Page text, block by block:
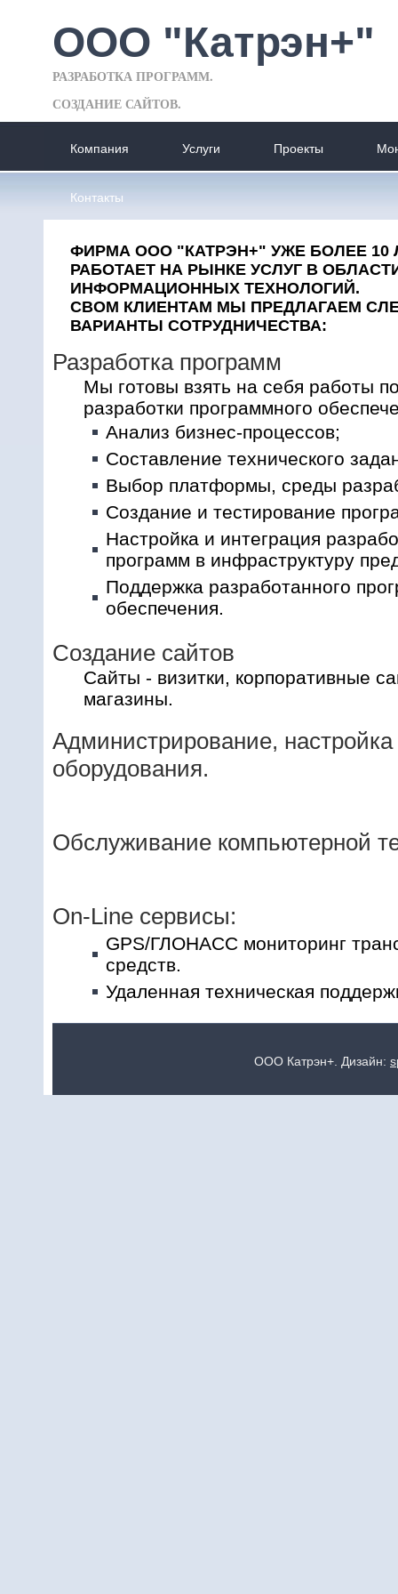
ООО "Катрэн+"
РАЗРАБОТКА ПРОГРАММ.
СОЗДАНИЕ САЙТОВ.
Компания Услуги Проекты
Контакты
ФИРМА ООО "КАТРЭН+" УЖЕ БОЛЕЕ 10
РАБОТАЕТ НА РЫНКЕ УСЛУГ В
ИНФОРМАЦИОННЫХ ТЕХНОЛОГИЙ.
СВОМ КЛИЕНТАМ МЫ ПРЕДЛАГАЕМ
ВАРИАНТЫ СОТРУДНИЧЕСТВА:
Разработка программ
Мы готовы взять на себя работы
разработки программного
Анализ бизнес-процессов;
Составление технического
Выбор платформы, среды
Создание и тестирование
Настройка и интеграция
программ в инфраструктуру
Поддержка разработанного
обеспечения.
Создание сайтов
Сайты - визитки, корпоративные
магазины.
Администрирование, настройка
оборудования.
Обслуживание компьютерной
On-Line сервисы:
GPS/ГЛОНАСС мониторинг
средств.
Удаленная техническая
ООО Катрэн+. Дизайн: